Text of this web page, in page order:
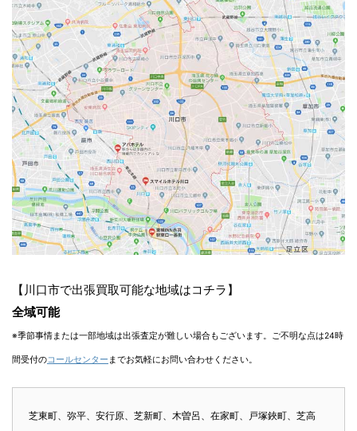
【川口市で出張買取可能な地域はコチラ】
全域可能
※季節事情または一部地域は出張査定が難しい場合もございます。ご不明な点は24時
間受付のコールセンター までお気軽にお問い合わせください。
芝東町、弥平、安行原、芝新町、木曽呂、在家町、戸塚鋏町、芝高